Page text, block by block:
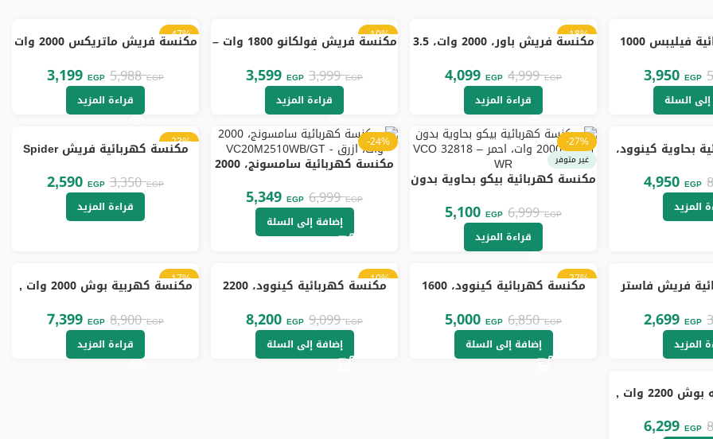
مكنسة كهربائية فيليبس 1000
3,950EGP
السلة
-18% مكنسة فريش باور، 2000 وات، 3.5
4,999EGP
4,099EGP
قراءة المزيد
-10% مكنسة فريش فولكانو 1800 وات –
أحمر
3,999EGP
3,599EGP
قراءة المزيد
-47% مكنسة فريش ماتريكس 2000 وات
5,988EGP
3,199EGP
قراءة المزيد
بحاوية كينوود،
4,950EGP
المزيد
-27%
غير متوفر
مكنسة كهربائية بيكو بحاوية بدون
32818 WR
6,999EGP
5,100EGP
قراءة المزيد
-24%
مكنسة كهربائية سامسونج، 2000
6,999EGP
5,349EGP
إضافة إلى السلة
-23% مكنسة كهربائية فريش Spider
3,350EGP
2,590EGP
قراءة المزيد
فريش فاستر
2,699EGP
المزيد
-27% مكنسة كهربائية كينوود، 1600
6,850EGP
5,000EGP
إضافة إلى السلة
-10% مكنسة كهربائية كينوود، 2200
9,099EGP
8,200EGP
إضافة إلى السلة
-17% مكنسة كهربية بوش 2000 وات ,
8,900EGP
7,399EGP
قراءة المزيد
مكنسة كهربيه بوش 2200 وات ,
6,299EGP